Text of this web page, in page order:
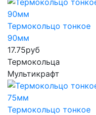
Термокольцо тонкое
90мм
17.75руб
Термокольца
Мультикрафт
Термокольцо тонкое